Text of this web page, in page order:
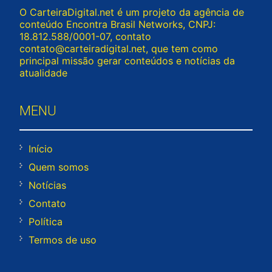
O CarteiraDigital.net é um projeto da agência de
conteúdo Encontra Brasil Networks, CNPJ:
18.812.588/0001-07, contato
contato@carteiradigital.net, que tem como
principal missão gerar conteúdos e notícias da
atualidade
MENU
Início
Quem somos
Notícias
Contato
Política
Termos de uso